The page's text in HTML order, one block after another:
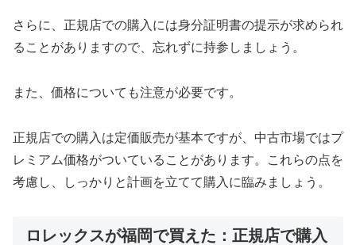
さらに、正規店での購入には身分証明書の提示が求められ
ることがありますので、忘れずに持参しましょう。
また、価格についても注意が必要です。
正規店での購入は定価販売が基本ですが、中古市場ではプ
レミアム価格がついていることがあります。これらの点を
考慮し、しっかりと計画を立てて購入に臨みましょう。
ロレックスが福岡で買えた：正規店で購入